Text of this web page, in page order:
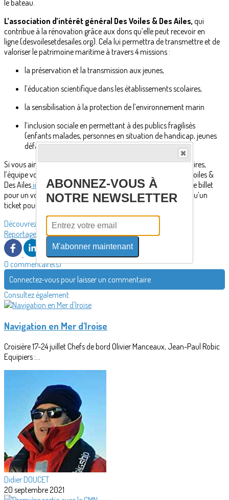
le bateau.
L’association d’intérêt général Des Voiles & Des Ailes, qui
contribue à la rénovation grâce aux dons qu’elle peut recevoir en
ligne (desvoilesetdesailes.org). Cela lui permettra de transmettre et de
valoriser le patrimoine maritime à travers 4 missions :
la préservation et la transmission aux jeunes,
l’éducation scientifique dans les établissements scolaires,
la sensibilisation à la protection de l’environnement marin
l’inclusion sociale en permettant à des publics fragilisés
(enfants malades, personnes en situation de handicap, jeunes
défavorisés) d’embarquer sur L’Hydroptère.
Si vous aimez la voile, les défis fous et les navigations légendaires,
l’équipe vous invite à découvrir et soutenir l’Association Des Voiles &
Des Ailes ici.
Et pourquoi ne pas réserver dès aujourd’hui votre billet
pour un vol
ici: Une expérience qui vous fera rêver bien plus qu’un
ticket pour Mars… et sûrement beaucoup moins chère.
Découvrez davantage d'articles sur ces thèmes :
Reportage
0 commentaire(s)
Connectez-vous pour laisser un commentaire
Consultez également
Navigation en Mer d'Iroise
Croisière 17-24 juillet Chefs de bord Olivier Manceaux, Jean-Paul Robic
Equipiers :...
Didier DOUCET
20 septembre 2021
ABONNEZ-VOUS À
NOTRE NEWSLETTER
M'abonner maintenant